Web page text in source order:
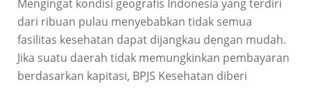
Mengingat kondisi geografis Indonesia yang terdiri
dari ribuan pulau menyebabkan tidak semua
fasilitas kesehatan dapat dijangkau dengan mudah.
Jika suatu daerah tidak memungkinkan pembayaran
berdasarkan kapitasi, BPJS Kesehatan diberi